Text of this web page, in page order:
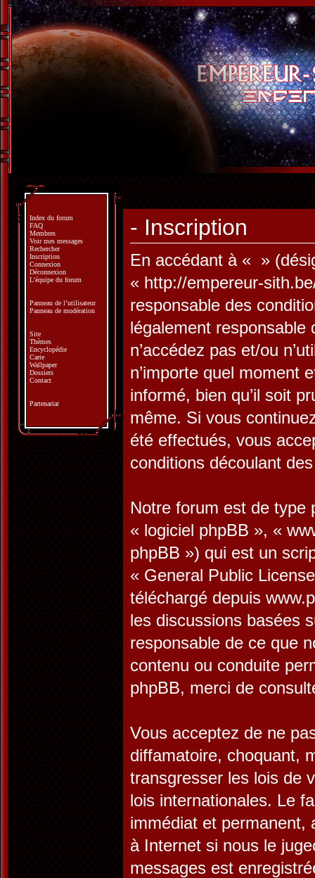
- Inscription
En accédant à « »
« http://empereur-
responsable des
légalement responsable
n’accédez pas et/ou
n’importe quel moment
informé, bien qu’il soit
même. Si vous
été effectués, vous
conditions découlant
Notre forum est de type
« logiciel phpBB », «
phpBB ») qui est un
« General Public License
téléchargé depuis
les discussions basées
responsable de ce que
contenu ou conduite
phpBB, merci de
Vous acceptez de ne
diffamatoire, choquant,
transgresser les lois de
lois internationales. Le
immédiat et permanent,
à Internet si nous le
messages est
Index du forum
FAQ
Membres
Voir mes messages
Rechercher
Inscription
Connexion
Déconnexion
L’équipe du forum
Panneau de l’utilisateur
Panneau de modération
Site
Thèmes
Encyclopédie
Carte
Wallpaper
Dossiers
Contact
Partenariat